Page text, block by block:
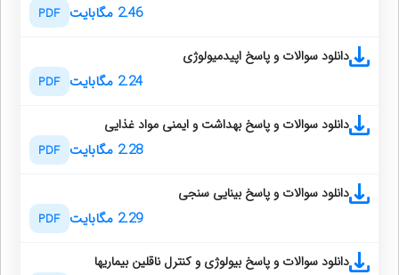
2.46 مگابایت PDF
دانلود سوالات و پاسخ اپیدمیولوژی
2.24 مگابایت PDF
دانلود سوالات و پاسخ بهداشت و ایمنی مواد غذایی
2.28 مگابایت PDF
دانلود سوالات و پاسخ بینایی سنجی
2.29 مگابایت PDF
دانلود سوالات و پاسخ بیولوژی و کنترل ناقلین بیماریها